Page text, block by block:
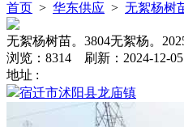
首页 > 华东供应 > 无絮杨树
无絮杨树苗。3804无絮杨。
浏览：8314 刷新：2024-12-05
地址 :
宿迁市沭阳县龙庙镇